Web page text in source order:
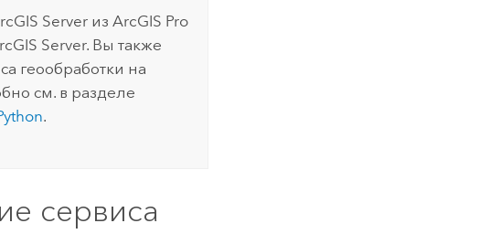
Serverиз ArcGIS Pro
Server. Вы также
геообработки на
см. в разделе
.
сервиса